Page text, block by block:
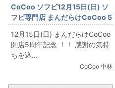
CoCoo ソフビ12月15日(日) ソ
フビ専門店 まんだらけCoCoo 5
周年記念 「ブルマァク ジャミラ
山吹色成型」
12月15日(日) まんだらけCoCoo
開店5周年記念 ！！ 感謝の気持
ちを込...
CoCoo 中林